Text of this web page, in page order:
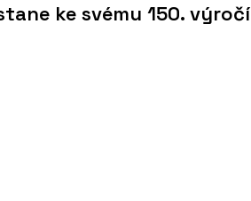
ke svému 150. výročí